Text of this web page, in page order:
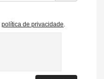
política de privacidade